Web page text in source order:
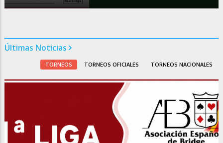
Últimas Noticias
TORNEOS TORNEOS OFICIALES TORNEOS NACIONALES